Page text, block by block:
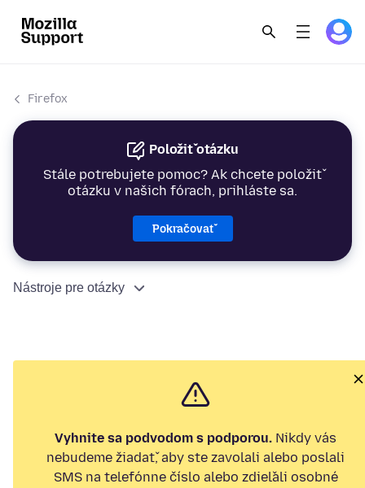
Firefox
Položiť otázku
Stále potrebujete pomoc? Ak chcete položiť
otázku v našich fórach, prihláste sa.
Pokračovať
Nástroje pre otázky
Vyhnite sa podvodom s podporou. Nikdy vás
nebudeme žiadať, aby ste zavolali alebo poslali
SMS na telefónne číslo alebo zdieľali osobné